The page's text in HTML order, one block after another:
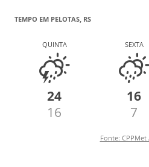
TEMPO EM PELOTAS, RS
QUINTA
24
16
SEXTA
16
7
Fonte: CPPMet